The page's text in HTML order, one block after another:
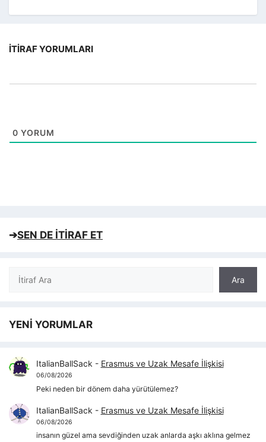
İTIRAF YORUMLARI
0 YORUM
➔SEN DE İTİRAF ET
Ara
Ara
YENİ YORUMLAR
ItalianBallSack - Erasmus ve Uzak Mesafe İlişkisi
06/08/2026
Peki neden bir dönem daha yürütülemez?
ItalianBallSack - Erasmus ve Uzak Mesafe İlişkisi
06/08/2026
insanın güzel ama sevdiğinden uzak anlarda aşkı aklına gelmez